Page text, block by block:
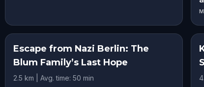
Escape from Nazi Berlin: The
Blum Family’s Last Hope
2.5 km | Avg. time: 50 min